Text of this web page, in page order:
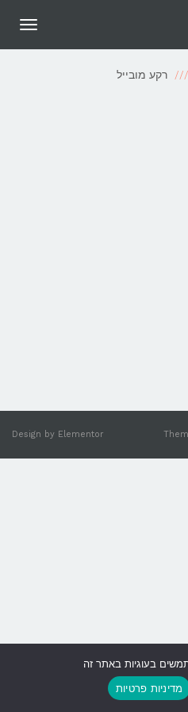
רקע מובייל
Design by Elementor
בעוגיות באתר זה
מדיניות פרטיות